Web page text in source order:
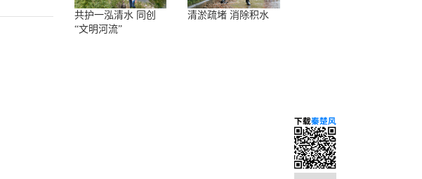
共护一泓清水 同创
“文明河流”
清淤疏堵 消除积水